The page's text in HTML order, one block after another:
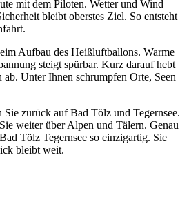
mit dem Piloten. Wetter und Wind
bleibt oberstes Ziel. So entsteht
Aufbau des Heißluftballons. Warme
steigt spürbar. Kurz darauf hebt
Unter Ihnen schrumpfen Orte, Seen
zurück auf Bad Tölz und Tegernsee.
weiter über Alpen und Tälern. Genau
Tölz Tegernsee so einzigartig. Sie
bleibt weit.